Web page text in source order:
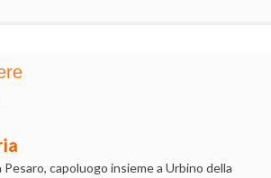
Pesaro, capoluogo insieme a Urbino della